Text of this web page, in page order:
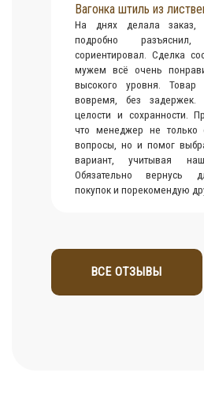
Вагонка штиль из
На днях делала заказ,
подробно
сориентировал. Сделка
мужем всё очень
высокого уровня. Товар
вовремя, без
целости и сохранности.
что менеджер не только
вопросы, но и помог
вариант, учитывая
Обязательно вернусь
покупок и порекомендую
ВСЕ ОТЗЫВЫ